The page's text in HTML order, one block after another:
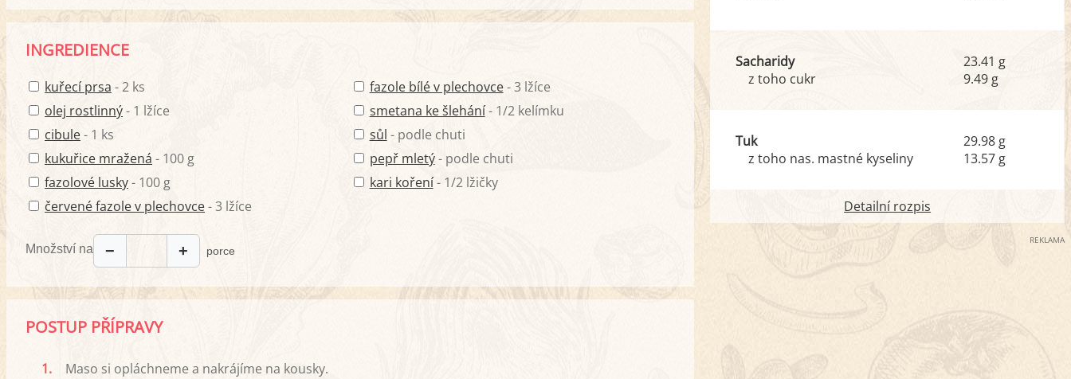
INGREDIENCE
kuřecí prsa - 2 ks
olej rostlinný- 1 lžíce
cibule- 1 ks
kukuřice mražená - 100 g
fazolové lusky- 100 g
červené fazole v plechovce- 3 lžíce
fazole bílé v plechovce- 3 lžíce
smetana ke šlehání- 1/2 kelímku
sůl - podle chuti
pepř mletý- podle chuti
kari koření- 1/2 lžičky
Množství na − + porce
POSTUP PŘÍPRAVY
1.
Maso si opláchneme a nakrájíme na kousky.
Sacharidy
z toho cukr
23.41 g
9.49 g
Tuk
z toho nas. mastné kyseliny
29.98 g
13.57 g
Detailní rozpis
REKLAMA